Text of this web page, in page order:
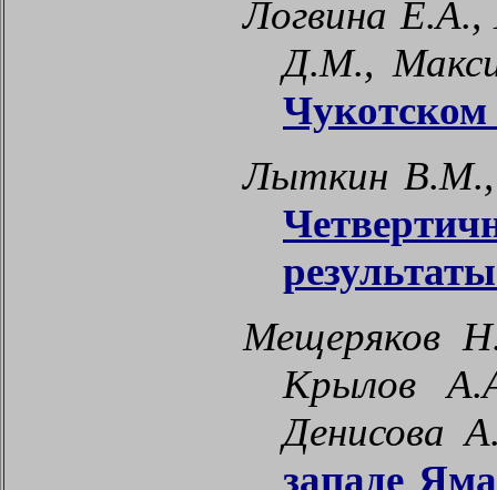
Логвина
Д.М.,
Чукотском
Лыткин В.М.,
Мещеряков
Крылов
Денисова
западе